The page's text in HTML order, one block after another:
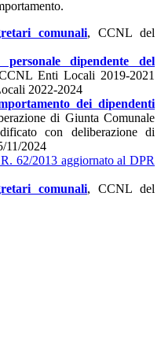
comunali, CCNL del
dipendente del
Enti Locali 2019-2021
2022-2024
dei dipendenti
di Giunta Comunale
con deliberazione di
11/2024
62/2013 aggiornato al DPR
comunali, CCNL del